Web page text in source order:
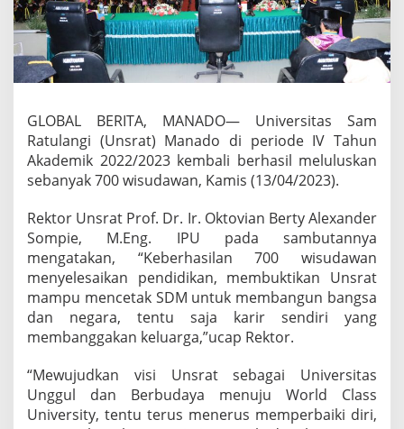
i
2
0
2
2
0
2
3
,
n
r
t
M
a
n
d
o
u
GLOBAL BERITA, MANADO— Universitas Sam
Ratulangi (Unsrat) Manado di periode IV Tahun
Akademik 2022/2023 kembali berhasil meluluskan
sebanyak 700 wisudawan, Kamis (13/04/2023).
Rektor Unsrat Prof. Dr. Ir. Oktovian Berty Alexander
Sompie, M.Eng. IPU pada sambutannya
mengatakan, “Keberhasilan 700 wisudawan
menyelesaikan pendidikan, membuktikan Unsrat
mampu mencetak SDM untuk membangun bangsa
dan negara, tentu saja karir sendiri yang
membanggakan keluarga,”ucap Rektor.
“Mewujudkan visi Unsrat sebagai Universitas
Unggul dan Berbudaya menuju World Class
University, tentu terus menerus memperbaiki diri,